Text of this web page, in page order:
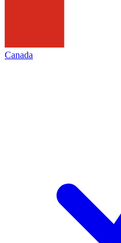
Canada